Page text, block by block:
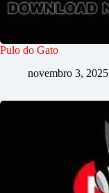
Pulo do Gato
novembro 3, 2025